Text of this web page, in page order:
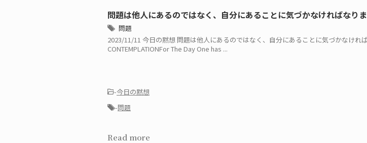
問題は他人にあるのではなく、自分にあることに気づかなければなりま
問題
2023/11/11 今日の黙想 問題は他人にあるのではなく、自分にあることに気づかなけれ
CONTEMPLATIONFor The Day One has ...
-今日の黙想
-問題
Read more